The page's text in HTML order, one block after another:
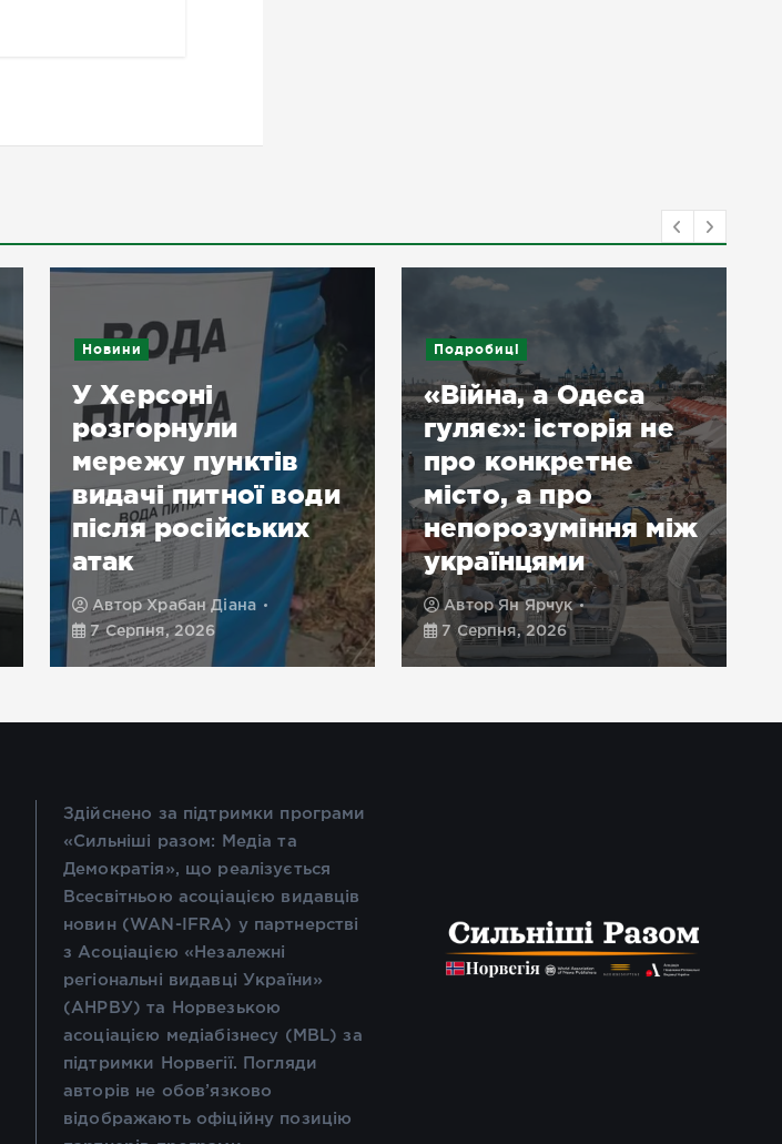
Новини
У Херсоні
розгорнули
мережу пунктів
видачі питної води
після російських
атак
АвторХрабан Діана
7 Серпня, 2026
Подробиці
«Війна, а Одеса
гуляє»: історія не
про конкретне
місто, а про
непорозуміння між
українцями
АвторЯн Ярчук
7 Серпня, 2026
Здійснено за підтримки програми
«Сильніші разом: Медіа та
Демократія», що реалізується
Всесвітньою асоціацією видавців
новин (WAN-IFRA) у партнерстві
з Асоціацією «Незалежні
регіональні видавці України»
(АНРВУ) та Норвезькою
асоціацією медіабізнесу (MBL) за
підтримки Норвегії. Погляди
авторів не обов’язково
відображають офіційну позицію